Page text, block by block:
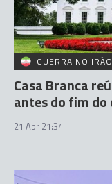
GUERRA NO IRÃO
Casa Branca
antes do fim
21 Abr 21:34